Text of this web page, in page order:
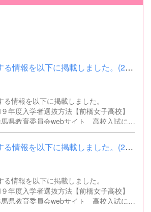
入学者選抜に関する情報を以下に掲載しました。(2026.8.4) ■令和...
る情報を以下に掲載しました。
年度入学者選抜方法【前橋女子高校】
県教育委員会webサイト 高校入試に関
ら
入学者選抜に関する情報を以下に掲載しました。(2026.8.4) ■令和...
る情報を以下に掲載しました。
年度入学者選抜方法【前橋女子高校】
県教育委員会webサイト 高校入試に関